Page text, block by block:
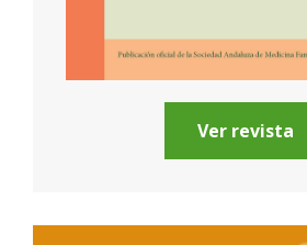
Ver revista